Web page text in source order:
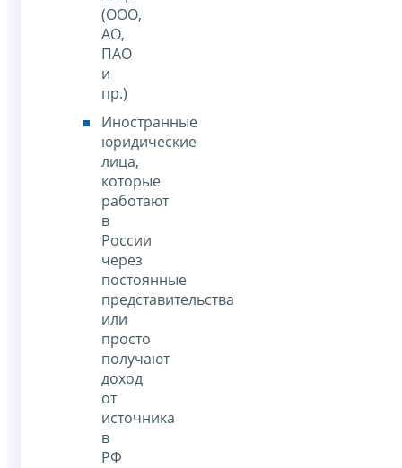
(ООО,
АО,
ПАО
и
пр.)
Иностранные
юридические
лица,
которые
работают
в
России
через
постоянные
представительства
или
просто
получают
доход
от
источника
в
РФ